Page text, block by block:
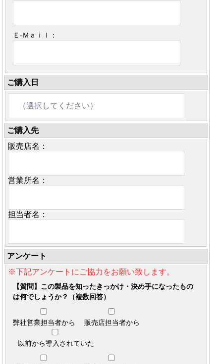
Ｅ-Ｍａｉｌ：
ご購入日
ご購入先
販売店名：
営業所名：
担当者名：
アンケート
※下記アンケートにご協力をお願い致します。
【質問】この製品を知ったきっかけ・決め手になったもの
は何でしょうか？（複数回答）
弊社営業担当者から 販売店担当者から
以前から導入されていた